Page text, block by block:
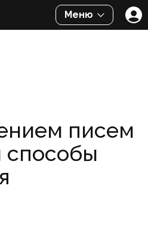
Меню
писем
способы